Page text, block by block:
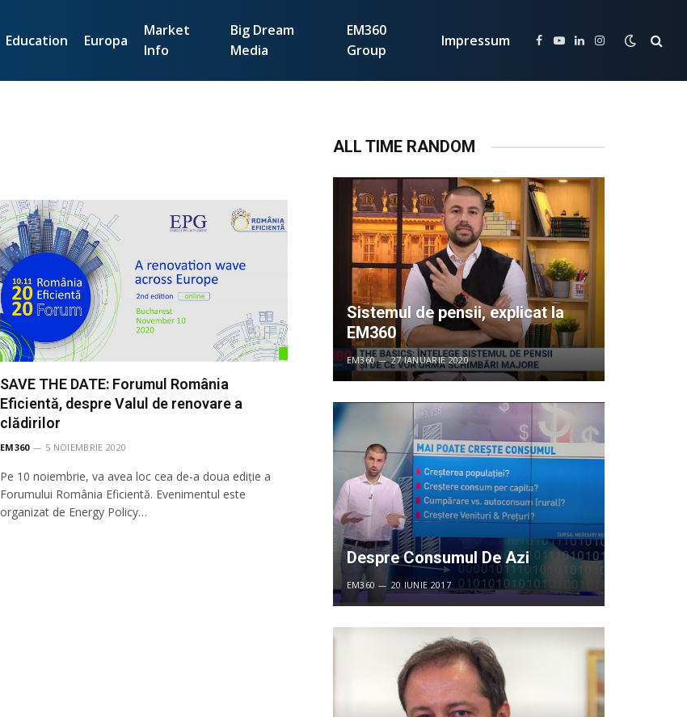
Education Europa
Market
Info
Big Dream
Media
EM360
Group
Impressum Facebook
YouTube
LinkedInInstagram
SAVE THE DATE: Forumul România
Eficientă, despre Valul de renovare a
clădirilor
EM360 5 NOIEMBRIE 2020
Pe 10 noiembrie, va avea loc cea de-a doua ediție a
Forumului România Eficientă. Evenimentul este
organizat de Energy Policy…
ALL TIME RANDOM
Sistemul de pensii, explicat la
EM360
EM360 27 IANUARIE 2020
Despre Consumul De Azi
EM360 20 IUNIE 2017